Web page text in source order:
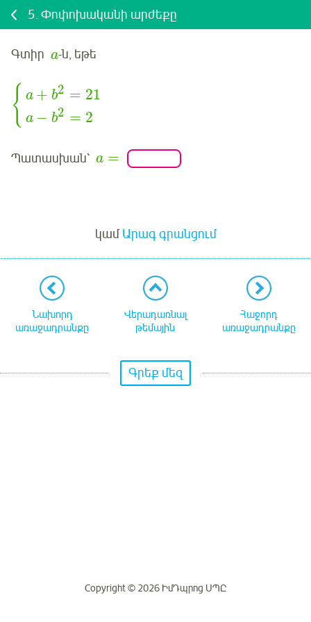
5. Փոփոխականի արժեքը
Գտիր a-ն, եթե
{ a + b2 = 21
a − b2 = 2
Պատասխան՝ a =
կամԱրագ գրանցում
Նախորդ
առաջադրանքը
Վերադառնալ
թեմային
Հաջորդ
առաջադրանքը
Գրեք մեզ
Copyright © 2026 ԻմԴպրոց ՍՊԸ